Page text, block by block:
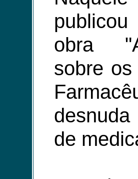
obra
sobre os
de